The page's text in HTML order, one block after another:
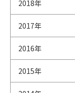
2018年
2017年
2016年
2015年